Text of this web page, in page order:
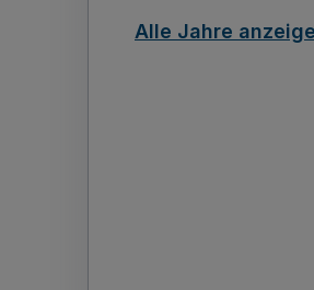
Alle Jahre